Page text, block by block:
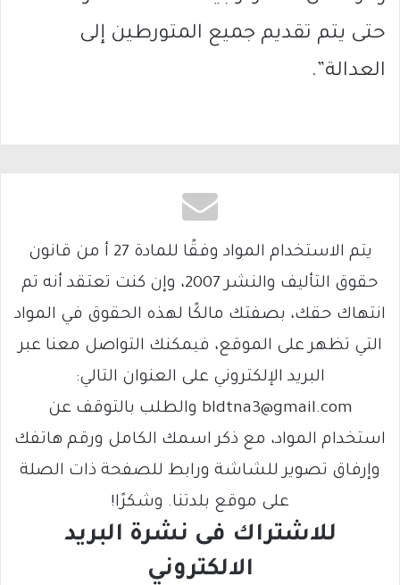
حتى يتم تقديم جميع المتورطين إلى
العدالة”.
يتم الاستخدام المواد وفقًا للمادة 27 أ من قانون
حقوق التأليف والنشر 2007، وإن كنت تعتقد أنه تم
انتهاك حقك، بصفتك مالكًا لهذه الحقوق في المواد
التي تظهر على الموقع، فيمكنك التواصل معنا عبر
البريد الإلكتروني على العنوان التالي:
bldtna3@gmail.com والطلب بالتوقف عن
استخدام المواد، مع ذكر اسمك الكامل ورقم هاتفك
وإرفاق تصوير للشاشة ورابط للصفحة ذات الصلة
على موقع بلدتنا. وشكرًا!
للاشتراك فى نشرة البريد
الالكتروني